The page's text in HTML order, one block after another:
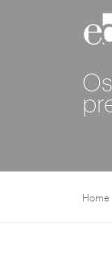
Home